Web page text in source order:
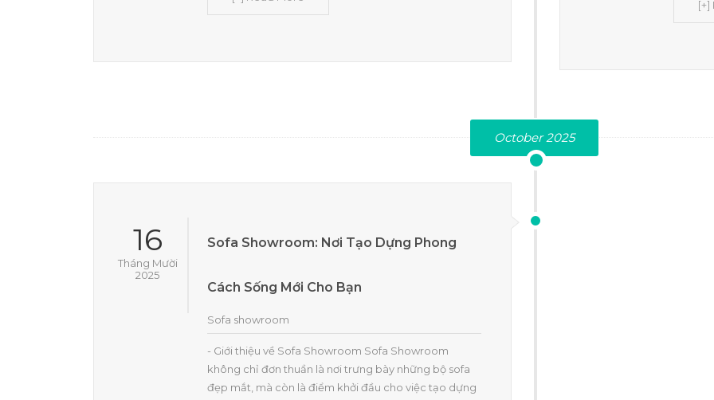
[+]
October 2025
16
Tháng Mười
2025
Sofa Showroom: Nơi Tạo Dựng Phong
Cách Sống Mới Cho Bạn
Sofa showroom
- Giới thiệu về Sofa Showroom Sofa Showroom
không chỉ đơn thuần là nơi trưng bày những bộ sofa
đẹp mắt, mà còn là điểm khởi đầu cho việc tạo dựng